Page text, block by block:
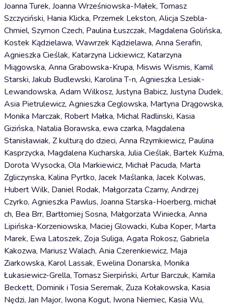
Joanna Turek, Joanna Wrześniowska-Małek, Tomasz
Szczyciński, Hania Klicka, Przemek Lekston, Alicja Szebla-
Chmiel, Szymon Czech, Paulina Łuszczak, Magdalena Golińska,
Kostek Kądzielawa, Wawrzek Kądzielawa, Anna Serafin,
Agnieszka Cieślak, Katarzyna Lickiewicz, Katarzyna
Miągowska, Anna Grabowska-Krupa, Miswis Wismis, Kamil
Starski, Jakub Budlewski, Karolina T-n, Agnieszka Lesiak-
Lewandowska, Adam Wilkosz, Justyna Babicz, Justyna Dudek,
Asia Pietrulewicz, Agnieszka Ceglowska, Martyna Drągowska,
Monika Marczak, Robert Małka, Michal Radlinski, Kasia
Gizińska, Natalia Borawska, ewa czarka, Magdalena
Stanisławiak, Z kulturą do dzieci, Anna Rzymkiewicz, Paulina
Kasprzycka, Magdalena Kucharska, Julia Cieślak, Bartek Kuźma,
Dorota Wysocka, Ola Markiewicz, Michał Pacuda, Marta
Zgliczynska, Kalina Pyrtko, Jacek Maślanka, Jacek Kolwas,
Hubert Wilk, Daniel Rodak, Małgorzata Czarny, Andrzej
Czyrko, Agnieszka Pawlus, Joanna Starska-Hoerberg, michał
ch, Bea Brr, Bartłomiej Sosna, Małgorzata Winiecka, Anna
Lipińska-Korzeniowska, Maciej Glowacki, Kuba Koper, Marta
Marek, Ewa Latoszek, Zoja Suliga, Agata Rokosz, Gabriela
Kakozwa, Mariusz Walach, Ania Czerenkiewicz, Maja
Ziarkowska, Karol Lassak, Ewelina Donarska, Monika
Łukasiewicz-Grella, Tomasz Sierpiński, Artur Barczuk, Kamila
Beckett, Dominik i Tosia Seremak, Zuza Kołakowska, Kasia
Nędzi, Jan Major, Iwona Kogut, Iwona Niemiec, Kasia Wu,